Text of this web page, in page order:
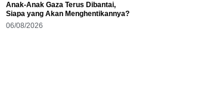
Anak-Anak Gaza Terus Dibantai,
Siapa yang Akan Menghentikannya?
06/08/2026